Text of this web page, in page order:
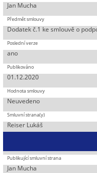
Jan Mucha
Dodatek č.1 ke smlouvě o
ano
01.12.2020
Neuvedeno
Reiser Lukáš
Jan Mucha